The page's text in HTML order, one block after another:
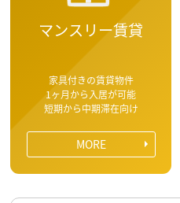
マンスリー賃貸
家具付きの賃貸物件
1ヶ月から入居が可能
短期から中期滞在向け
MORE